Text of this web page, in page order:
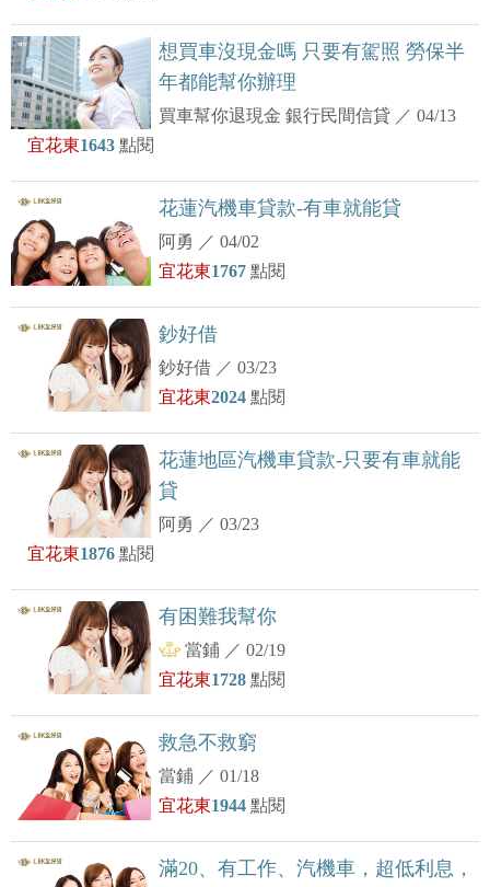
想買車沒現金嗎 只要有駕照 勞保半
年都能幫你辦理
買車幫你退現金 銀行民間信貸 ／04/13
宜花東1643 點閱
花蓮汽機車貸款-有車就能貸
阿勇 ／04/02
宜花東1767點閱
鈔好借
鈔好借 ／03/23
宜花東2024點閱
花蓮地區汽機車貸款-只要有車就能
貸
阿勇 ／03/23
宜花東1876 點閱
有困難我幫你
當鋪 ／02/19
宜花東1728點閱
救急不救窮
當鋪 ／01/18
宜花東1944點閱
滿20、有工作、汽機車，超低利息，